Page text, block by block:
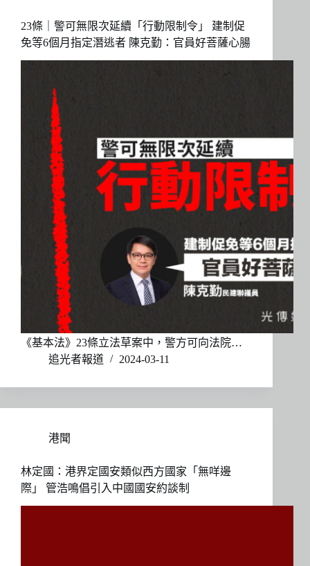
23條｜警可無限次延續「行動限制令」 建制促
免等6個月指定潛逃者 陳克勤：官員好菩薩心腸
《基本法》23條立法草案中，警方可向法院…
追光者報道
2024-03-11
港聞
林定國：港界定國安類似西方國家「無咩邊
際」 管浩鳴倡引入中國國安約談制